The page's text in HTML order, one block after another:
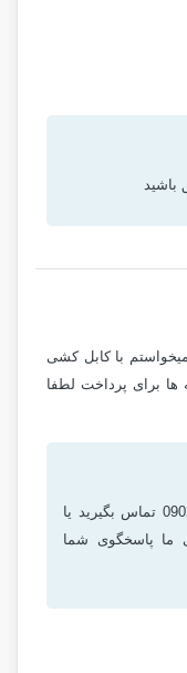
باشید
با کابل کشی
ها برای پرداخت لطفا
سلام و عرض ادب، با شماره 09025177125 تماس بگیرید یا
ما پاسخگوی شما